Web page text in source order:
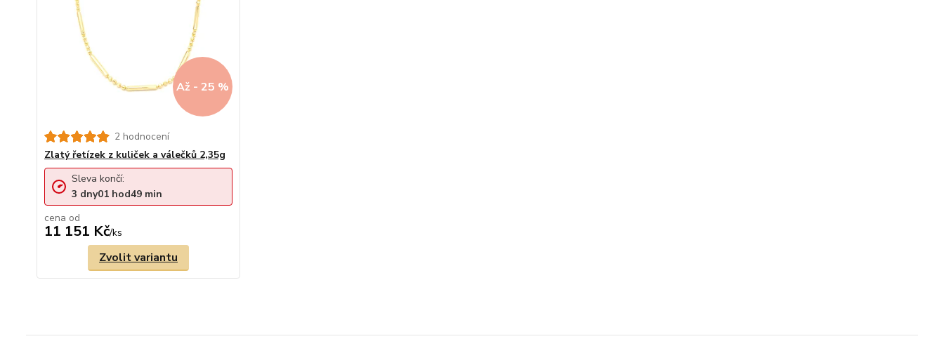
Až - 25 %
2 hodnocení
Zlatý řetízek z kuliček a válečků 2,35g
cena od
11 151 Kč/ks
Sleva končí:
3 dny01 hod49 min
Zvolit variantu